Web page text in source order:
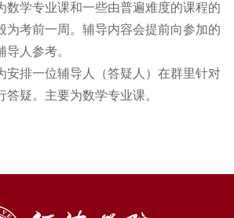
数学专业课和一些由普遍难度的课程的
为考前一周。辅导内容会提前向参加的
人参考。
安排一位辅导人（答疑人）在群里针对
答疑。主要为数学专业课。